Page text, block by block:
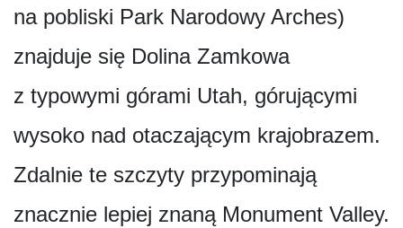
na pobliski Park Narodowy Arches)
znajduje się Dolina Zamkowa
z typowymi górami Utah, górującymi
wysoko nad otaczającym krajobrazem.
Zdalnie te szczyty przypominają
znacznie lepiej znaną Monument Valley.